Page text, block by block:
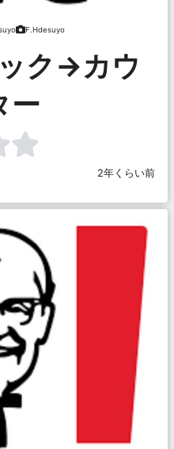
F.Hdesuyo
ク→カウ
ー
2年くらい前